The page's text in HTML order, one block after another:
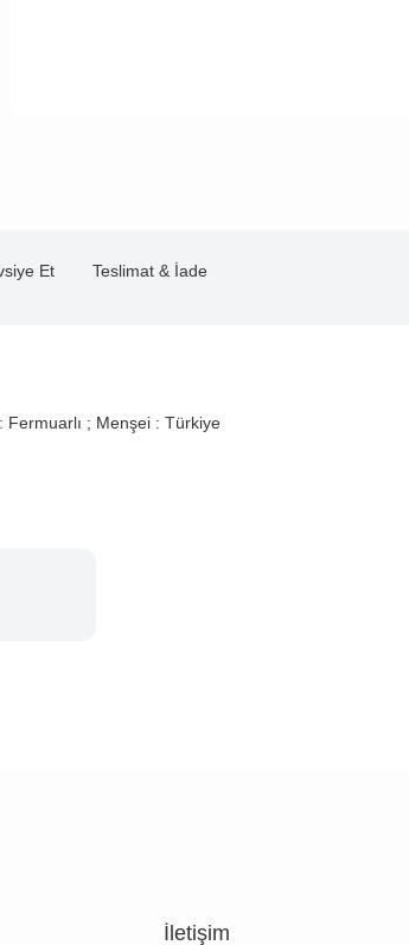
Et Teslimat & İade
Fermuarlı ; Menşei : Türkiye
İletişim